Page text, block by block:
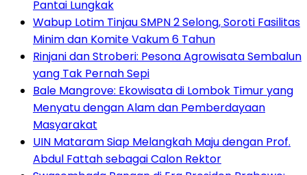
Pantai Lungkak
Wabup Lotim Tinjau SMPN 2 Selong, Soroti Fasilitas
Minim dan Komite Vakum 6 Tahun
Rinjani dan Stroberi: Pesona Agrowisata Sembalun
yang Tak Pernah Sepi
Bale Mangrove: Ekowisata di Lombok Timur yang
Menyatu dengan Alam dan Pemberdayaan
Masyarakat
UIN Mataram Siap Melangkah Maju dengan Prof.
Abdul Fattah sebagai Calon Rektor